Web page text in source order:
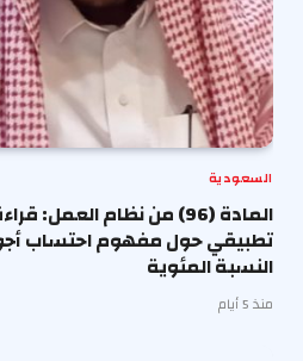
السعودية
المادة (96) من نظام العمل:
تطبيقي حول مفهوم احتساب
النسبة المئوية
منذ 5 أيام